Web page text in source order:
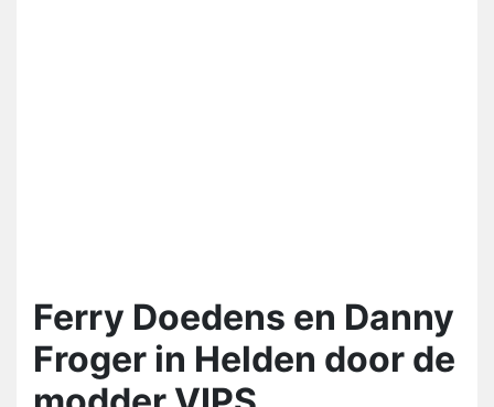
Ferry Doedens en Danny
Froger in Helden door de